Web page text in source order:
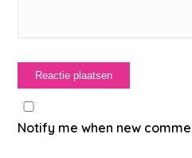
Notify me when new